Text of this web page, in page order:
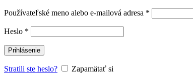
Používateľské meno alebo e-mailová adresa *
Heslo *
Prihlásenie
Stratili ste heslo?
Zapamätať si